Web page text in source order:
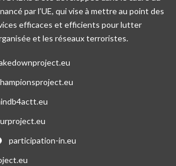
par l’UE, qui vise à mettre au point des
efficaces et efficients pour lutter
et les réseaux terroristes.
participation-in.eu